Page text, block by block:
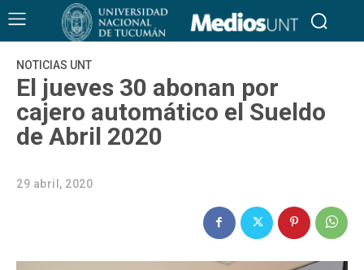
NOTICIAS UNT
El jueves 30 abonan por
cajero automático el Sueldo
de Abril 2020
29 abril, 2020